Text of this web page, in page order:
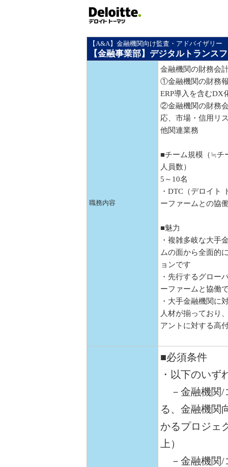
【A&A】金融機関向け監査・アドバイザリー
【金融事業部】デジタルトランス
職務内容
金融機関の財務会
①金融機関の財務
ERP導入を含むDX
②金融機関の財務
応、市場・信用リ
他関連業務
■チーム規模（≒チ
人員数）
5～10名
・DTC（デロイト
ーファームとの協
■魅力
・複雑多岐な大手
ムの面から全面的
ョンです
・先行するグロー
ーファームと協働
・大手金融機関に
人材が揃っており
アントに対する高
■必須条件
・以下のいず
－金融機関/
る、金融機関
かるプロジェ
上）
－金融機関/